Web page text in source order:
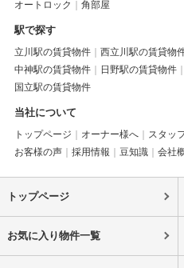
オートロック
角部屋
駅で探す
立川駅の賃貸物件 西立川駅の賃貸物
中神駅の賃貸物件
日野駅の賃貸物件
国立駅の賃貸物件
当社について
トップページ オーナー様へ スタッ
お客様の声
採用情報 豆知識 会社
トップページ
お気に入り物件一覧